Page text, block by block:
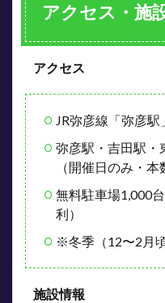
アクセス・施
アクセス
JR弥彦線「弥彦
弥彦駅・吉田駅・
（開催日のみ・本
無料駐車場1,000
利）
※冬季（12〜2月
施設情報